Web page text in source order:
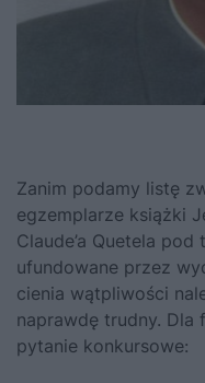
Zanim podamy listę
egzemplarze książki
Claude’a Quetela pod
ufundowane przez
cienia wątpliwości
naprawdę trudny. Dla
pytanie konkursowe: